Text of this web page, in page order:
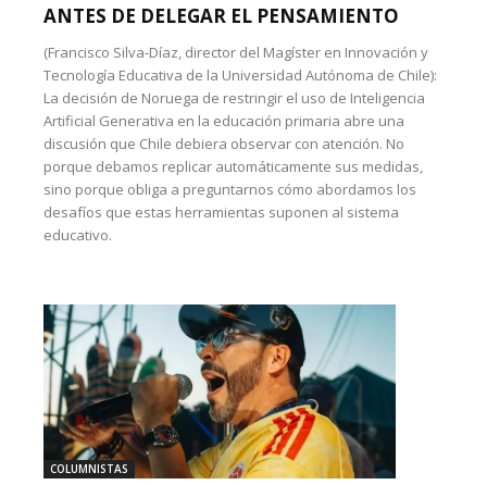
ANTES DE DELEGAR EL PENSAMIENTO
(Francisco Silva-Díaz, director del Magíster en Innovación y
Tecnología Educativa de la Universidad Autónoma de Chile):
La decisión de Noruega de restringir el uso de Inteligencia
Artificial Generativa en la educación primaria abre una
discusión que Chile debiera observar con atención. No
porque debamos replicar automáticamente sus medidas,
sino porque obliga a preguntarnos cómo abordamos los
desafíos que estas herramientas suponen al sistema
educativo.
COLUMNISTAS